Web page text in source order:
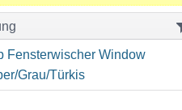
Fensterwischer Window
Grau/Türkis